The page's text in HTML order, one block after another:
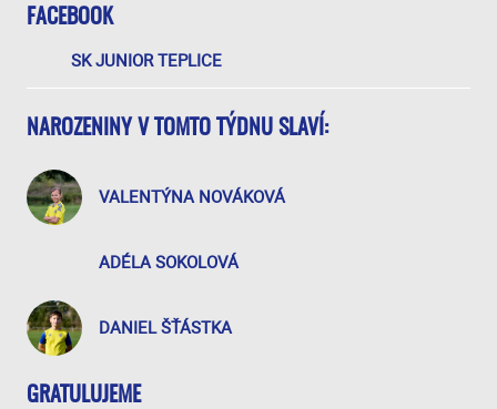
FACEBOOK
SK JUNIOR TEPLICE
NAROZENINY V TOMTO TÝDNU SLAVÍ:
VALENTÝNA NOVÁKOVÁ
ADÉLA SOKOLOVÁ
DANIEL ŠŤÁSTKA
GRATULUJEME